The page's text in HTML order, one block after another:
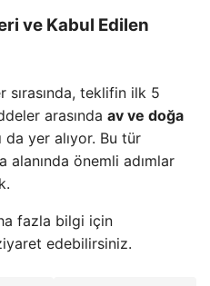
ve Kabul Edilen
sırasında, teklifin ilk 5
arasında av ve doğa
da yer alıyor. Bu tür
önemli adımlar
fazla bilgi için
edebilirsiniz.